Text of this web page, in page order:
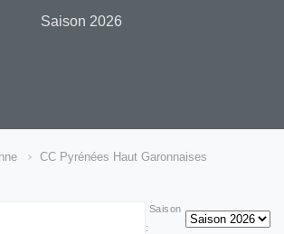
Saison 2026
CC Pyrénées Haut Garonnaises
Saison
: